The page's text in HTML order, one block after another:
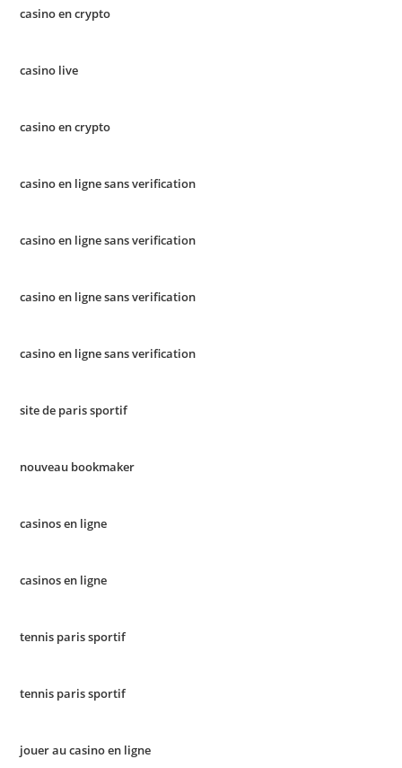
casino en crypto
casino live
casino en crypto
casino en ligne sans verification
casino en ligne sans verification
casino en ligne sans verification
casino en ligne sans verification
site de paris sportif
nouveau bookmaker
casinos en ligne
casinos en ligne
tennis paris sportif
tennis paris sportif
jouer au casino en ligne